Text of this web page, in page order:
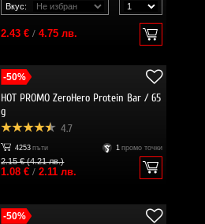
Вкус:
2.43 €/ 4.75 лв.
-50%
HOT PROMO ZeroHero Protein Bar / 65
g
4.7
4253 пъти 1 промо точки
2.15 € (4.21 лв.)
1.08 €/ 2.11 лв.
-50%